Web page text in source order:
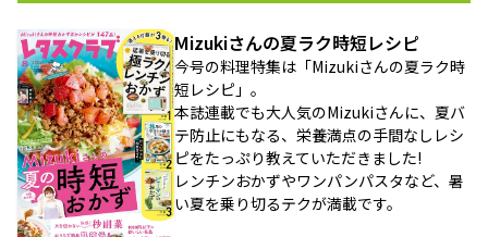
Mizukiさんの夏ラク時短レシピ
今号の料理特集は「Mizukiさんの夏ラク時
短レシピ」。
本誌連載でも大人気のMizukiさんに、夏バ
テ防止にもなる、栄養満点の手間なしレシ
ピをたっぷり教えていただきました!
レンチンおかずやワンパンパスタなど、暑
い夏を乗り切るテクが満載です。